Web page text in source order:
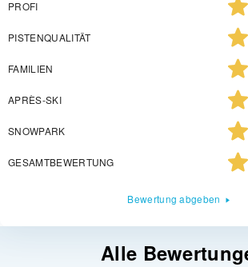
PROFI
PISTENQUALITÄT
FAMILIEN
APRÈS-SKI
SNOWPARK
GESAMTBEWERTUNG
Bewertung abgeben
Alle